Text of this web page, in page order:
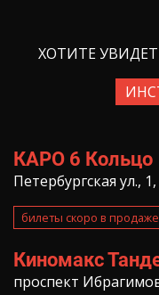
ХОТИТЕ
КАРО 6 Кольцо
Петербургская ул.,
билеты скоро в продаже
Киномакс
проспект